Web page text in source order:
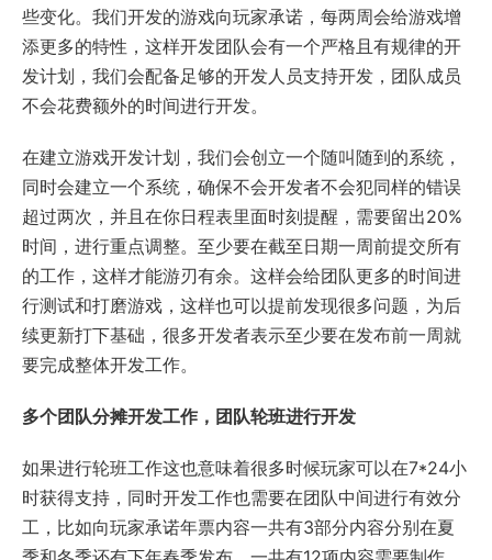
些变化。我们开发的游戏向玩家承诺，每两周会给游戏增
添更多的特性，这样开发团队会有一个严格且有规律的开
发计划，我们会配备足够的开发人员支持开发，团队成员
不会花费额外的时间进行开发。
在建立游戏开发计划，我们会创立一个随叫随到的系统，
同时会建立一个系统，确保不会开发者不会犯同样的错误
超过两次，并且在你日程表里面时刻提醒，需要留出20%
时间，进行重点调整。至少要在截至日期一周前提交所有
的工作，这样才能游刃有余。这样会给团队更多的时间进
行测试和打磨游戏，这样也可以提前发现很多问题，为后
续更新打下基础，很多开发者表示至少要在发布前一周就
要完成整体开发工作。
多个团队分摊开发工作，团队轮班进行开发
如果进行轮班工作这也意味着很多时候玩家可以在7*24小
时获得支持，同时开发工作也需要在团队中间进行有效分
工，比如向玩家承诺年票内容一共有3部分内容分别在夏